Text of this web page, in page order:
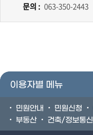
문의 : 063-350-2443
이용자별 메뉴
민원안내 민원신청
부동산
건축/정보통신